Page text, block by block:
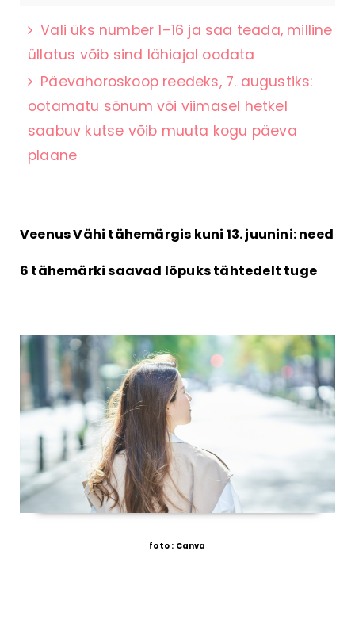
Vali üks number 1–16 ja saa teada, milline
üllatus võib sind lähiajal oodata
Päevahoroskoop reedeks, 7. augustiks:
ootamatu sõnum või viimasel hetkel
saabuv kutse võib muuta kogu päeva
plaane
Veenus Vähi tähemärgis kuni 13. juunini: need
6 tähemärki saavad lõpuks tähtedelt tuge
foto : Canva